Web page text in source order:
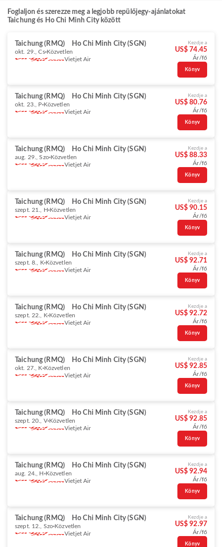
Foglaljon és szerezze meg a legjobb repülőjegy-ajánlatokat
Taichung és Ho Chi Minh City között
Taichung (RMQ) Ho Chi Minh City (SGN)
okt. 29., Cs Közvetlen
Vietjet Air
Kezdje a
US$ 74.45
Ár/fő
Könyv
Taichung (RMQ) Ho Chi Minh City (SGN)
okt. 23., P Közvetlen
Vietjet Air
Kezdje a
US$ 80.76
Ár/fő
Könyv
Taichung (RMQ) Ho Chi Minh City (SGN)
aug. 29., Szo Közvetlen
Vietjet Air
Kezdje a
US$ 88.33
Ár/fő
Könyv
Taichung (RMQ) Ho Chi Minh City (SGN)
szept. 21., H Közvetlen
Vietjet Air
Kezdje a
US$ 90.15
Ár/fő
Könyv
Taichung (RMQ) Ho Chi Minh City (SGN)
szept. 8., K Közvetlen
Vietjet Air
Kezdje a
US$ 92.71
Ár/fő
Könyv
Taichung (RMQ) Ho Chi Minh City (SGN)
szept. 22., K Közvetlen
Vietjet Air
Kezdje a
US$ 92.72
Ár/fő
Könyv
Taichung (RMQ) Ho Chi Minh City (SGN)
okt. 27., K Közvetlen
Vietjet Air
Kezdje a
US$ 92.85
Ár/fő
Könyv
Taichung (RMQ) Ho Chi Minh City (SGN)
szept. 20., V Közvetlen
Vietjet Air
Kezdje a
US$ 92.85
Ár/fő
Könyv
Taichung (RMQ) Ho Chi Minh City (SGN)
aug. 24., H Közvetlen
Vietjet Air
Kezdje a
US$ 92.94
Ár/fő
Könyv
Taichung (RMQ) Ho Chi Minh City (SGN)
szept. 12., Szo Közvetlen
Vietjet Air
Kezdje a
US$ 92.97
Ár/fő
Könyv